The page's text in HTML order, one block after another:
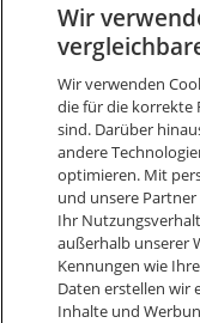
Wissenswertes
Cloud ERP
WaWi
Was ist ERP?
Was ist CRM?
Was ist ein
Ticketsystem
Wir
Wir verwenden
die für die korrekte
sind. Darüber
andere
optimieren. Mit
und unsere
Ihr
außerhalb unserer
Kennungen wie
Daten erstellen wir
Inhalte und